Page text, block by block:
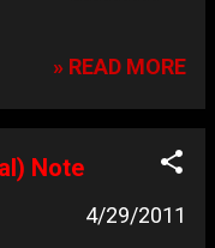
，好久不見的 gcin
» READ MORE
Note
4/29/2011